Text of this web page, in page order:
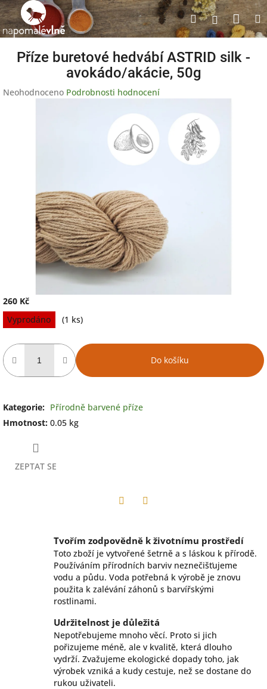
Přejít
na
obsah
Hledat
Příze buretové hedvábí ASTRID silk -
avokádo/akácie, 50g
Průměrné
Neohodnoceno Podrobnosti hodnocení
260 Kč
Měrná
cena:
Vyprodáno (1 ks)
Do košíku
Kategorie: Přírodně barvené příze
Hmotnost: 0.05 kg
ZEPTAT SE
Tvořím zodpovědně k životnímu prostředí
Toto zboží je vytvořené šetrně a s láskou k přírodě.
Používáním přírodních barviv neznečišťujeme
vodu a půdu. Voda potřebná k výrobě je znovu
použita k zalévání záhonů s barvířskými
rostlinami.
Udržitelnost je důležitá
Nepotřebujeme mnoho věcí. Proto si jich
pořizujeme méně, ale v kvalitě, která dlouho
vydrží. Zvažujeme ekologické dopady toho, jak
výrobek vzniká a kudy cestuje, než se dostane do
rukou uživateli.